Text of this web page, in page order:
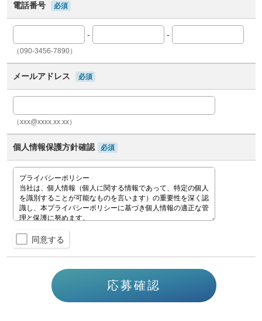
電話番号 必須
- -
（090-3456-7890）
メールアドレス 必須
（xxx@xxxx.xx.xx）
個人情報保護方針確認 必須
同意する